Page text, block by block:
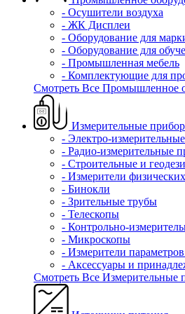
- Осушители воздуха
- ЖК Дисплеи
- Оборудование для
- Оборудование для
- Промышленная мебель
- Комплектующие для
Смотреть Все Промышленное
Измерительные
- Электро-
- Радио-измерительные
- Строительные и
- Измерители
- Бинокли
- Зрительные трубы
- Телескопы
- Контрольно-
- Микроскопы
- Измерители
- Аксессуары и
Смотреть Все Измерительные